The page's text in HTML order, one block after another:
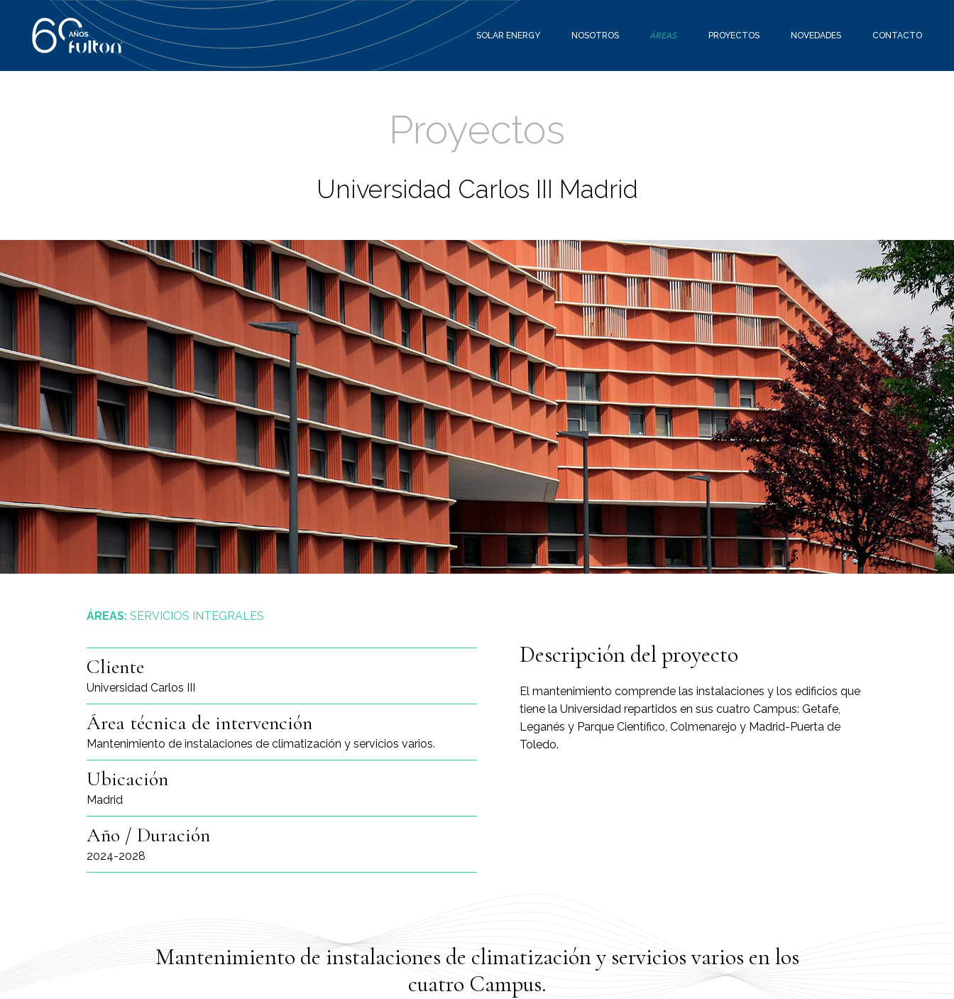
SOLAR ENERGY NOSOTROS ÁREAS PROYECTOS NOVEDADES CONTACTO
Proyectos
Universidad Carlos III Madrid
ÁREAS: SERVICIOS INTEGRALES
Cliente
Universidad Carlos III
Área técnica de intervención
Mantenimiento de instalaciones de climatización y servicios varios.
Ubicación
Madrid
Año / Duración
2024-2028
Descripción del proyecto
El mantenimiento comprende las instalaciones y los edificios que
tiene la Universidad repartidos en sus cuatro Campus: Getafe,
Leganés y Parque Científico, Colmenarejo y Madrid-Puerta de
Toledo.
Mantenimiento de instalaciones de climatización y servicios varios en los
cuatro Campus.